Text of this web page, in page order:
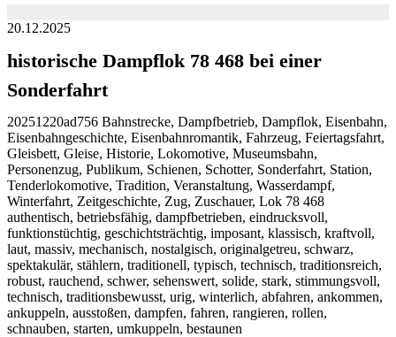
20.12.2025
historische Dampflok 78 468 bei einer
Sonderfahrt
20251220ad756 Bahnstrecke, Dampfbetrieb, Dampflok, Eisenbahn,
Eisenbahngeschichte, Eisenbahnromantik, Fahrzeug, Feiertagsfahrt,
Gleisbett, Gleise, Historie, Lokomotive, Museumsbahn,
Personenzug, Publikum, Schienen, Schotter, Sonderfahrt, Station,
Tenderlokomotive, Tradition, Veranstaltung, Wasserdampf,
Winterfahrt, Zeitgeschichte, Zug, Zuschauer, Lok 78 468
authentisch, betriebsfähig, dampfbetrieben, eindrucksvoll,
funktionstüchtig, geschichtsträchtig, imposant, klassisch, kraftvoll,
laut, massiv, mechanisch, nostalgisch, originalgetreu, schwarz,
spektakulär, stählern, traditionell, typisch, technisch, traditionsreich,
robust, rauchend, schwer, sehenswert, solide, stark, stimmungsvoll,
technisch, traditionsbewusst, urig, winterlich, abfahren, ankommen,
ankuppeln, ausstoßen, dampfen, fahren, rangieren, rollen,
schnauben, starten, umkuppeln, bestaunen